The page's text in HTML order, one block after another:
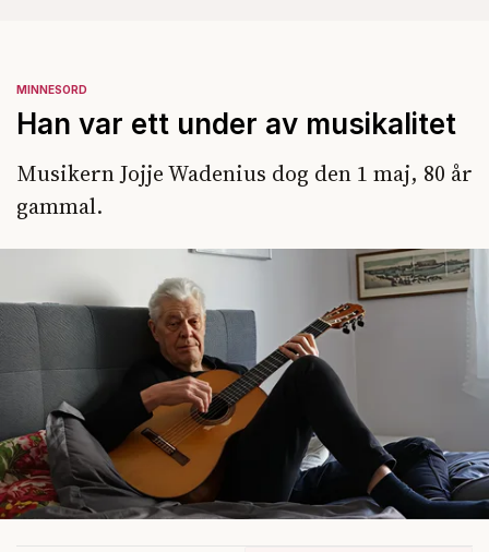
MINNESORD
Han var ett under av musikalitet
Musikern Jojje Wadenius dog den 1 maj, 80 år
gammal.